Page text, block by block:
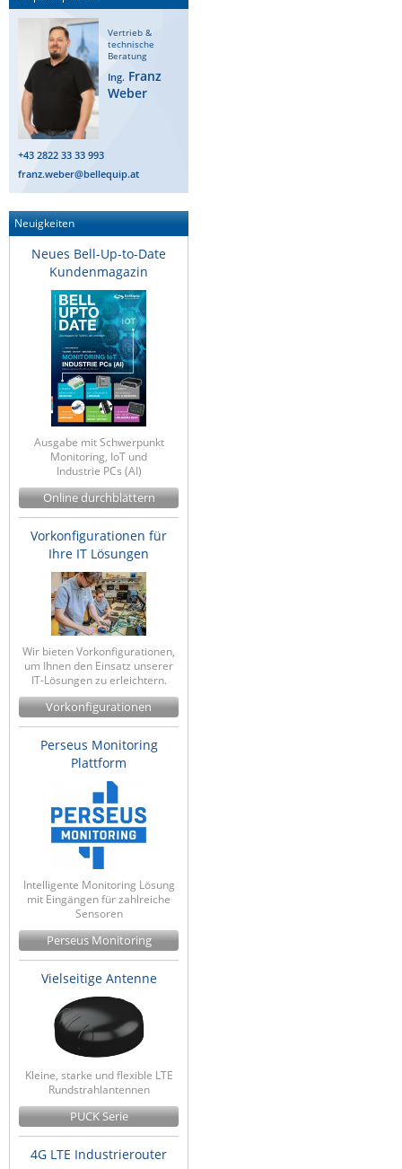
News zu unseren Herstellern
Vertrieb &
technische
Beratung
Ing. Franz
Weber
+43 2822 33 33 993
franz.weber@bellequip.at
Neuigkeiten
Neues Bell-Up-to-Date
Kundenmagazin
Ausgabe mit Schwerpunkt
Monitoring, IoT und
Industrie PCs (AI)
Online durchblättern
Vorkonfigurationen für
Ihre IT Lösungen
Wir bieten Vorkonfigurationen,
um Ihnen den Einsatz unserer
IT-Lösungen zu erleichtern.
Vorkonfigurationen
Perseus Monitoring
Plattform
Intelligente Monitoring Lösung
mit Eingängen für zahlreiche
Sensoren
Perseus Monitoring
Vielseitige Antenne
Kleine, starke und flexible LTE
Rundstrahlantennen
PUCK Serie
4G LTE Industrierouter